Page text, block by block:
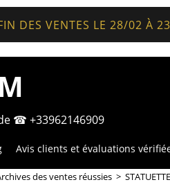
DES VENTES LE 28/02 À
☎ +33962146909
Avis clients et évaluations
des ventes réussies >